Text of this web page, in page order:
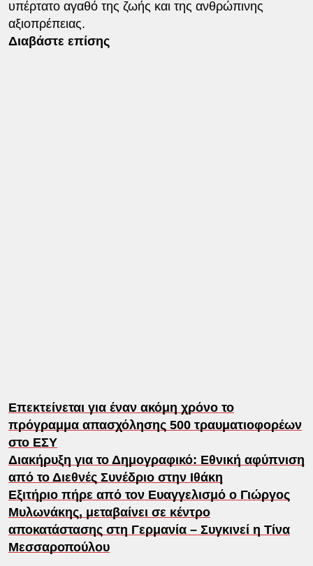
υπέρτατο αγαθό της ζωής και της ανθρώπινης
αξιοπρέπειας.
Διαβάστε επίσης
Επεκτείνεται για έναν ακόμη χρόνο το
πρόγραμμα απασχόλησης 500 τραυματιοφορέων
στο ΕΣΥ
Διακήρυξη για το Δημογραφικό: Εθνική αφύπνιση
από το Διεθνές Συνέδριο στην Ιθάκη
Εξιτήριο πήρε από τον Ευαγγελισμό ο Γιώργος
Μυλωνάκης, μεταβαίνει σε κέντρο
αποκατάστασης στη Γερμανία – Συγκινεί η Τίνα
Μεσσαροπούλου